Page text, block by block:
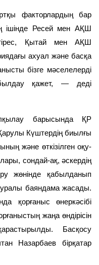
факторлардың бар
ішінде Ресей мен АҚШ
тірес, Қытай мен АҚШ
ахуал және басқа
бізге мәселелерді
қажет, — деді
барысында ҚР
Күштердің биылғы
және өткізілген оқу-
сондай-ақ, әскердің
жөнінде қабылданып
баяндама жасады.
қорғаныс өнеркәсібі
жаңа өндірісін
Басқосу
Назарбаев бірқатар